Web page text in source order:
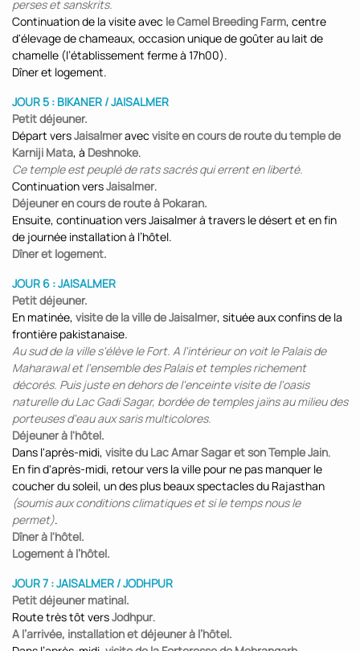
perses et sanskrits.
Continuation de la visite avec le Camel Breeding Farm, centre
d'élevage de chameaux, occasion unique de goûter au lait de
chamelle (l’établissement ferme à 17h00).
Dîner et logement.
JOUR 5 : BIKANER / JAISALMER
Petit déjeuner.
Départ versJaisalmeravec visite en cours de route du temple de
Karniji Mata, à Deshnoke.
Ce temple est peuplé de rats sacrés qui errent en liberté.
Continuation versJaisalmer.
Déjeuner en cours de route à Pokaran.
Ensuite, continuation vers Jaisalmer à travers le désert et en fin
de journée installation à l’hôtel.
Dîner et logement.
JOUR 6 : JAISALMER
Petit déjeuner.
En matinée, visite de la ville de Jaisalmer, située aux confins de la
frontière pakistanaise.
Au sud de la ville s'élève le Fort. A l'intérieur on voit le Palais de
Maharawal et l'ensemble des Palais et temples richement
décorés. Puis juste en dehors de l'enceinte visite de l'oasis
naturelle du Lac Gadi Sagar, bordée de temples jaïns au milieu des
porteuses d'eau aux saris multicolores.
Déjeuner à l'hôtel.
Dans l'après-midi, visite du Lac Amar Sagar et son Temple Jain.
En fin d'après-midi, retour vers la ville pour ne pas manquer le
coucher du soleil, un des plus beaux spectacles du Rajasthan
(soumis aux conditions climatiques et si le temps nous le
permet).
Dîner à l'hôtel.
Logement à l’hôtel.
JOUR 7 : JAISALMER / JODHPUR
Petit déjeuner matinal.
Route très tôt versJodhpur.
A l’arrivée, installation et déjeuner à l’hôtel.